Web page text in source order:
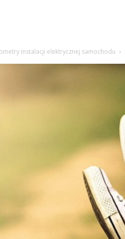
instalacji elektrycznej samochodu